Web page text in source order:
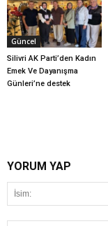
Güncel
Silivri AK Parti’den Kadın
Emek Ve Dayanışma
Günleri’ne destek
YORUM YAP